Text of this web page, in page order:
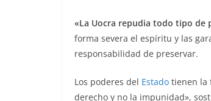
«La Uocra repudia todo tipo de
forma severa el espíritu y las
responsabilidad de preservar.
Los poderes del Estado tienen la
derecho y no la impunidad»,